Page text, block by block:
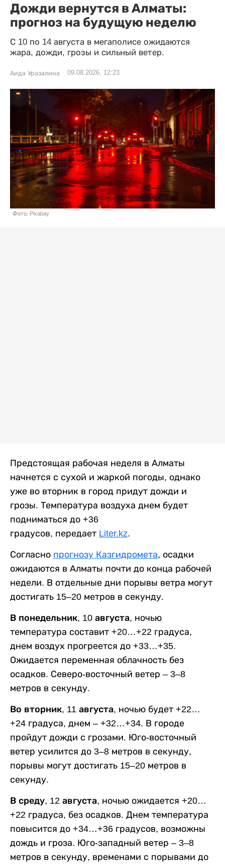
Дожди вернутся в Алматы:
прогноз на будущую неделю
С 10 по 14 августа в мегаполисе ожидаются
жара, дожди, грозы и сильный ветер.
Аида Уразалина 09.08.2026, 12:23
Фото: Pixabay
Предстоящая рабочая неделя в Алматы
начнется с сухой и жаркой погоды, однако
уже во вторник в город придут дожди и
грозы. Температура воздуха днем будет
подниматься до +36
градусов, передает Liter.kz.
Согласно прогнозу Казгидромета, осадки
ожидаются в Алматы почти до конца рабочей
недели. В отдельные дни порывы ветра могут
достигать 15–20 метров в секунду.
В понедельник, 10 августа, ночью
температура составит +20…+22 градуса,
днем воздух прогреется до +33…+35.
Ожидается переменная облачность без
осадков. Северо-восточный ветер – 3–8
метров в секунду.
Во вторник, 11 августа, ночью будет +22…
+24 градуса, днем – +32…+34. В городе
пройдут дожди с грозами. Юго-восточный
ветер усилится до 3–8 метров в секунду,
порывы могут достигать 15–20 метров в
секунду.
В среду, 12 августа, ночью ожидается +20…
+22 градуса, без осадков. Днем температура
повысится до +34…+36 градусов, возможны
дождь и гроза. Юго-западный ветер – 3–8
метров в секунду, временами с порывами до